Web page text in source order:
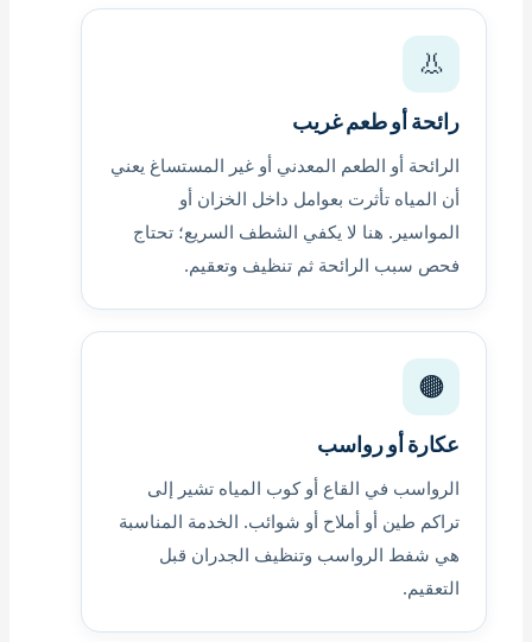
👃
رائحة أو طعم غريب
الرائحة أو الطعم المعدني أو غير المستساغ يعني
أن المياه تأثرت بعوامل داخل الخزان أو
المواسير. هنا لا يكفي الشطف السريع؛ تحتاج
فحص سبب الرائحة ثم تنظيف وتعقيم.
🟤
عكارة أو رواسب
الرواسب في القاع أو كوب المياه تشير إلى
تراكم طين أو أملاح أو شوائب. الخدمة المناسبة
هي شفط الرواسب وتنظيف الجدران قبل
التعقيم.